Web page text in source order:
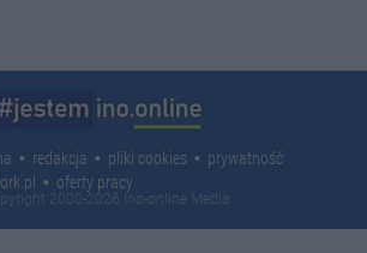
redakcja pliki cookies
prywatność
oferty pracy
2000-2026 Ino-online Media